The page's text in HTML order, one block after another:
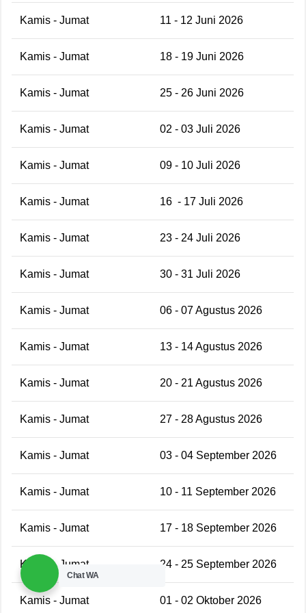
Kamis - Jumat 11 - 12 Juni 2026
Kamis - Jumat 18 - 19 Juni 2026
Kamis - Jumat 25 - 26 Juni 2026
Kamis - Jumat 02 - 03 Juli 2026
Kamis - Jumat 09 - 10 Juli 2026
Kamis - Jumat 16 - 17 Juli 2026
Kamis - Jumat 23 - 24 Juli 2026
Kamis - Jumat 30 - 31 Juli 2026
Kamis - Jumat 06 - 07 Agustus 2026
Kamis - Jumat 13 - 14 Agustus 2026
Kamis - Jumat 20 - 21 Agustus 2026
Kamis - Jumat 27 - 28 Agustus 2026
Kamis - Jumat 03 - 04 September 2026
Kamis - Jumat 10 - 11 September 2026
Kamis - Jumat 17 - 18 September 2026
Kamis - Jumat 24 - 25 September 2026
Kamis - Jumat 01 - 02 Oktober 2026
Chat WA